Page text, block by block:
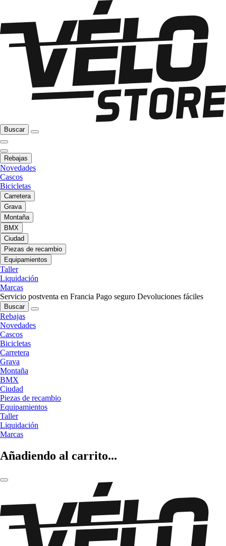
Buscar
Rebajas
Novedades
Cascos
Bicicletas
Carretera
Grava
Montaña
BMX
Ciudad
Piezas de recambio
Equipamientos
Taller
Liquidación
Marcas
Servicio postventa en Francia Pago seguro Devoluciones fáciles
Buscar
Rebajas
Novedades
Cascos
Bicicletas
Carretera
Grava
Montaña
BMX
Ciudad
Piezas de recambio
Equipamientos
Taller
Liquidación
Marcas
Añadiendo al carrito...